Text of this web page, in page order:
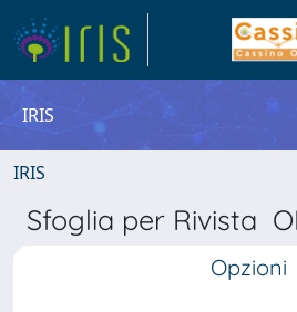
IRIS
IRIS
Sfoglia per Rivista
Opzioni